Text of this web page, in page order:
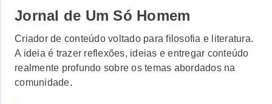
Jornal de Um Só Homem
Criador de conteúdo voltado para filosofia e literatura.
A ideia é trazer reflexões, ideias e entregar conteúdo
realmente profundo sobre os temas abordados na
comunidade.